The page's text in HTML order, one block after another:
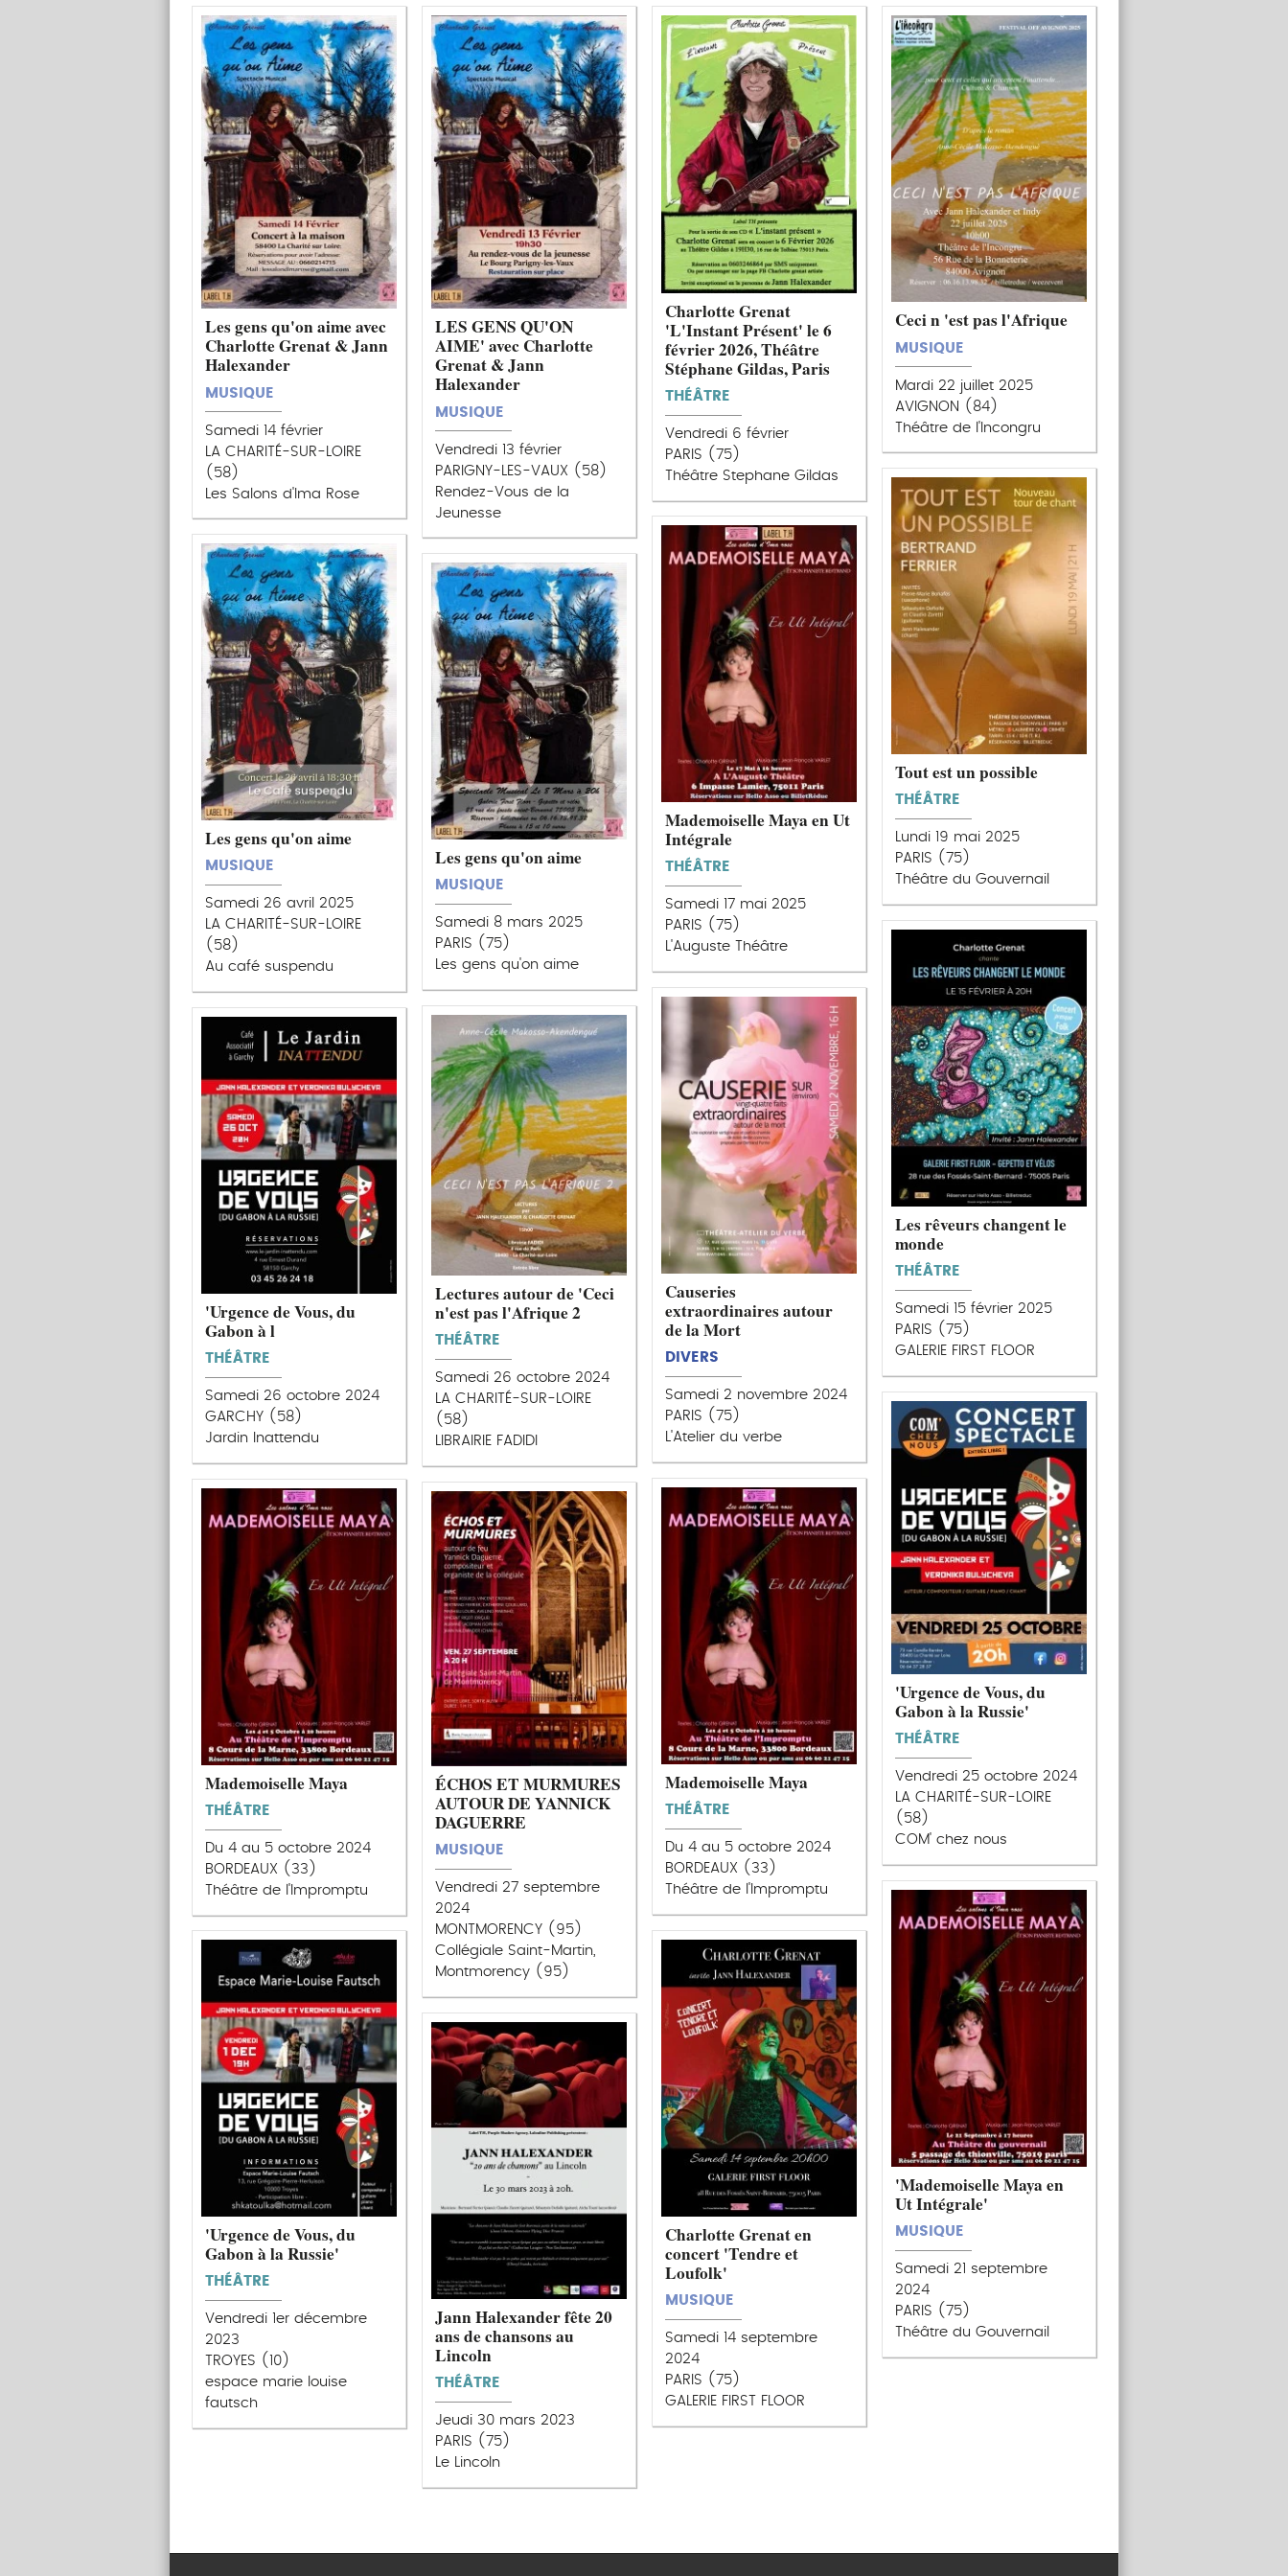
Les gens qu'on aime avec
Charlotte Grenat & Jann
Halexander
MUSIQUE
Samedi 14 février
LA CHARITÉ-SUR-LOIRE
(58)
Les Salons d'Ima Rose
LES GENS QU'ON
AIME' avec Charlotte
Grenat & Jann
Halexander
MUSIQUE
Vendredi 13 février
PARIGNY-LES-VAUX (58)
Rendez-Vous de la
Jeunesse
Charlotte Grenat
'L'Instant Présent' le 6
février 2026, Théâtre
Stéphane Gildas, Paris
THÉÂTRE
Vendredi 6 février
PARIS (75)
Théâtre Stephane Gildas
Ceci n 'est pas l'Afrique
MUSIQUE
Mardi 22 juillet 2025
AVIGNON (84)
Théâtre de l'Incongru
Tout est un possible
THÉÂTRE
Lundi 19 mai 2025
PARIS (75)
Théâtre du Gouvernail
Mademoiselle Maya en Ut
Intégrale
THÉÂTRE
Samedi 17 mai 2025
PARIS (75)
L'Auguste Théâtre
Les gens qu'on aime
MUSIQUE
Samedi 26 avril 2025
LA CHARITÉ-SUR-LOIRE
(58)
Au café suspendu
Les gens qu'on aime
MUSIQUE
Samedi 8 mars 2025
PARIS (75)
Les gens qu'on aime
Les rêveurs changent le
monde
THÉÂTRE
Samedi 15 février 2025
PARIS (75)
GALERIE FIRST FLOOR
Causeries
extraordinaires autour
de la Mort
DIVERS
Samedi 2 novembre 2024
PARIS (75)
L'Atelier du verbe
Lectures autour de 'Ceci
n'est pas l'Afrique 2
THÉÂTRE
Samedi 26 octobre 2024
LA CHARITÉ-SUR-LOIRE
(58)
LIBRAIRIE FADIDI
'Urgence de Vous, du
Gabon à l
THÉÂTRE
Samedi 26 octobre 2024
GARCHY (58)
Jardin Inattendu
'Urgence de Vous, du
Gabon à la Russie'
THÉÂTRE
Vendredi 25 octobre 2024
LA CHARITÉ-SUR-LOIRE
(58)
COM' chez nous
Mademoiselle Maya
THÉÂTRE
Du 4 au 5 octobre 2024
BORDEAUX (33)
Théâtre de l'Impromptu
Mademoiselle Maya
THÉÂTRE
Du 4 au 5 octobre 2024
BORDEAUX (33)
Théâtre de l'Impromptu
ÉCHOS ET MURMURES
AUTOUR DE YANNICK
DAGUERRE
MUSIQUE
Vendredi 27 septembre
2024
MONTMORENCY (95)
Collégiale Saint-Martin,
Montmorency (95)
'Mademoiselle Maya en
Ut Intégrale'
MUSIQUE
Samedi 21 septembre
2024
PARIS (75)
Théâtre du Gouvernail
Charlotte Grenat en
concert 'Tendre et
Loufolk'
MUSIQUE
Samedi 14 septembre
2024
PARIS (75)
GALERIE FIRST FLOOR
'Urgence de Vous, du
Gabon à la Russie'
THÉÂTRE
Vendredi 1er décembre
2023
TROYES (10)
espace marie louise
fautsch
Jann Halexander fête 20
ans de chansons au
Lincoln
THÉÂTRE
Jeudi 30 mars 2023
PARIS (75)
Le Lincoln